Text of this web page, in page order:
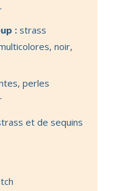
:strass
noir,
perles
et de sequins